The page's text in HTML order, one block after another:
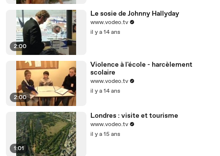
2:00
Le sosie de Johnny Hallyday
www.vodeo.tv
il y a 14 ans
2:00
Violence à l'école - harcèlement
scolaire
www.vodeo.tv
il y a 14 ans
1:01
Londres : visite et tourisme
www.vodeo.tv
il y a 15 ans